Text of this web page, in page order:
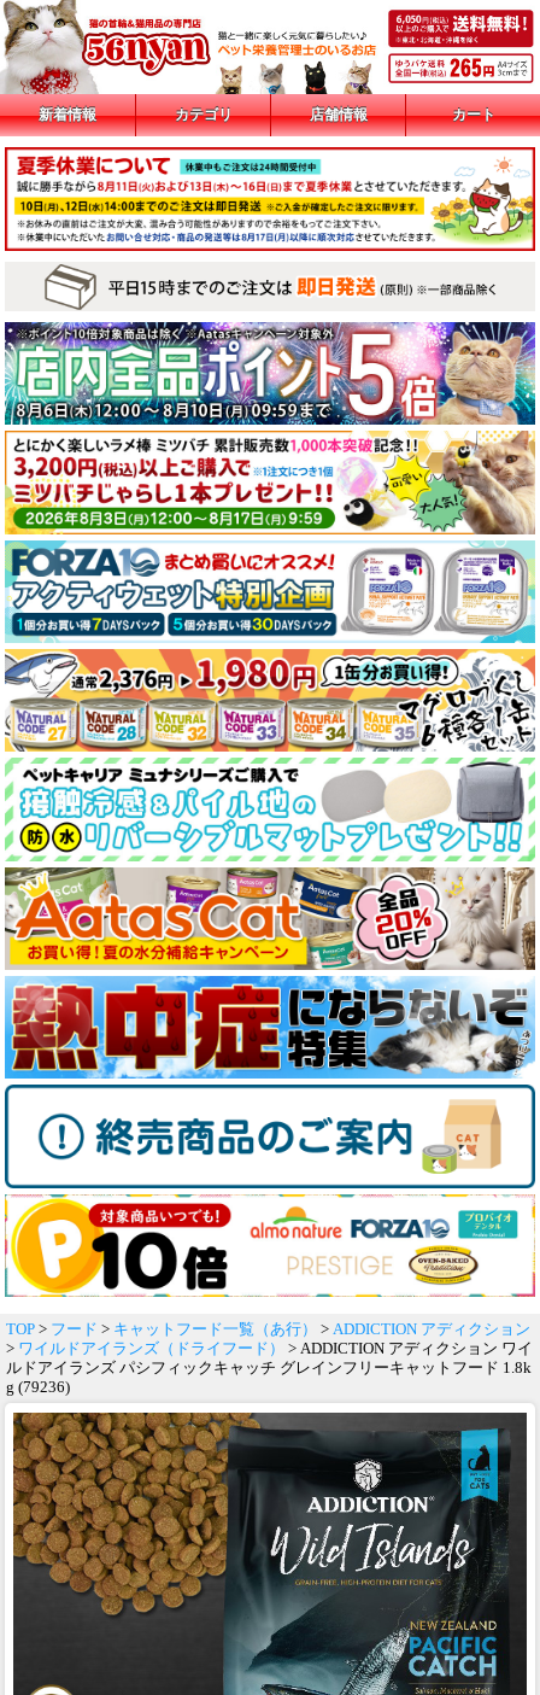
新着情報 カテゴリ 店舗情報 カート
TOP > フード > キャットフード一覧（あ行） > ADDICTION アディクション
> ワイルドアイランズ（ドライフード）
> ADDICTION アディクション ワイ
ルドアイランズ パシフィックキャッチ グレインフリーキャットフード 1.8k
g (79236)